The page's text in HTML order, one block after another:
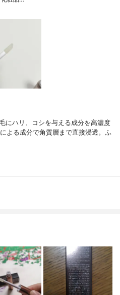
にハリ、コシを与える成分を高濃度
よる成分で角質層まで直接浸透。ふ